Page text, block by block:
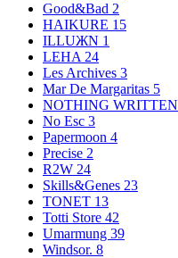
Good&Bad 2
HAIKURE 15
ILLUЖN 1
LEHA 24
Les Archives 3
Mar De Margaritas 5
NOTHING WRITTEN
No Esc 3
Papermoon 4
Precise 2
R2W 24
Skills&Genes 23
TONET 13
Totti Store 42
Umarmung 39
Windsor. 8